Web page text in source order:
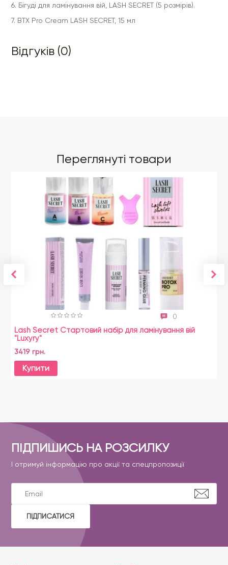
6. Бігуді для ламінування вій, LASH SECRET (5 розмірів).
7. BTX Pro Cream LASH SECRET, 15 мл
Відгуків (0)
Переглянуті товари
0
Lash Secret Стартовий набір для ламінування вій
"Luxyry"
3419 грн.
Купити
ПІДПИШИСЬ НА РОЗСИЛКУ
І отримуй інформацію про акції та спецпропозиції
ПІДПИСАТИСЯ